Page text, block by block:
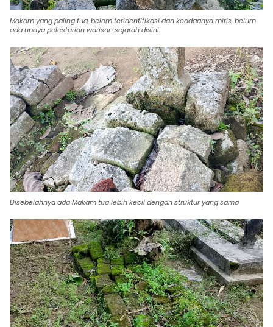
Makam yang paling tua, belom teridentifikasidan keadaanya miris, belum
ada upaya pelestarian warisan sejarah disini.
Disebelahnya ada Makam tua lebih kecil dengan struktur yang sama